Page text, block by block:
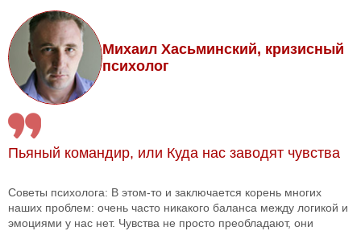
Михаил Хасьминский, кризисный
психолог
Пьяный командир, или Куда нас заводят чувства
Советы психолога: В этом-то и заключается корень многих
наших проблем: очень часто никакого баланса между логикой и
эмоциями у нас нет. Чувства не просто преобладают, они